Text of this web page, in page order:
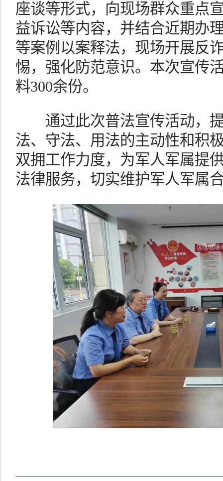
座谈等形式，向现场群众重点
益诉讼等内容，并结合近期办
等案例以案释法，现场开展反
惕，强化防范意识。本次宣传
料300余份。
通过此次普法宣传活动，提
法、守法、用法的主动性和积
双拥工作力度，为军人军属提
法律服务，切实维护军人军属